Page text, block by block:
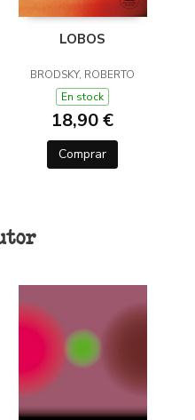
LOBOS
BRODSKY, ROBERTO
En stock
18,90 €
Comprar